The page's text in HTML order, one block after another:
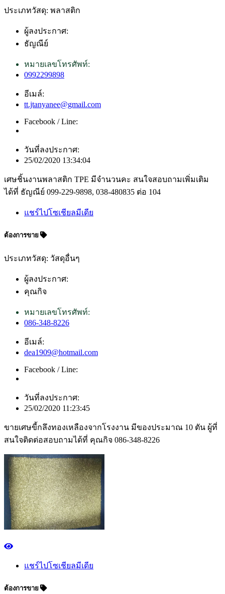
ประเภทวัสดุ: พลาสติก
ผู้ลงประกาศ:
ธัญณีย์
หมายเลขโทรศัพท์:
0992299898
อีเมล์:
tt.jtanyanee@gmail.com
Facebook / Line:
วันที่ลงประกาศ:
25/02/2020 13:34:04
เศษชิ้นงานพลาสติก TPE มีจำนวนคะ สนใจสอบถามเพิ่มเติม
ได้ที่ ธัญณีย์ 099-229-9898, 038-480835 ต่อ 104
แชร์ไปโซเชียลมีเดีย
ต้องการขาย
ประเภทวัสดุ: วัสดุอื่นๆ
ผู้ลงประกาศ:
คุณกิจ
หมายเลขโทรศัพท์:
086-348-8226
อีเมล์:
dea1909@hotmail.com
Facebook / Line:
วันที่ลงประกาศ:
25/02/2020 11:23:45
ขายเศษขี้กลึงทองเหลืองจากโรงงาน มีของประมาณ 10 ตัน ผู้ที่
สนใจติดต่อสอบถามได้ที่ คุณกิจ 086-348-8226
แชร์ไปโซเชียลมีเดีย
ต้องการขาย